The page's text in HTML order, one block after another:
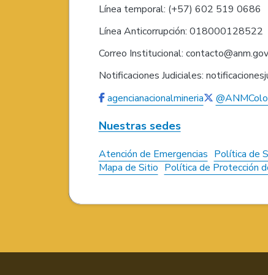
Línea temporal: (+57) 602 519 0686
Línea Anticorrupción: 018000128522
Correo Institucional:
Notificaciones Judiciales:
agencianacionalmineria
Nuestras sedes
Atención de Emergencias Política de
Mapa de Sitio Política de Protección